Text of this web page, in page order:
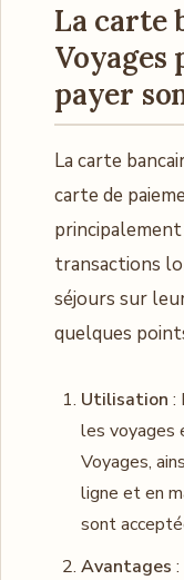
La carte
payer
La carte
carte de
transactions
séjours sur
quelques
Utilisation :
les voyages
Voyages,
ligne et en
sont
Avantages